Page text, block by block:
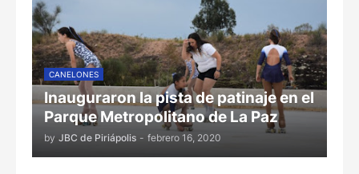
CANELONES
Inauguraron la pista de patinaje en el
Parque Metropolitano de La Paz
by JBC de Piriápolis - febrero 16, 2020